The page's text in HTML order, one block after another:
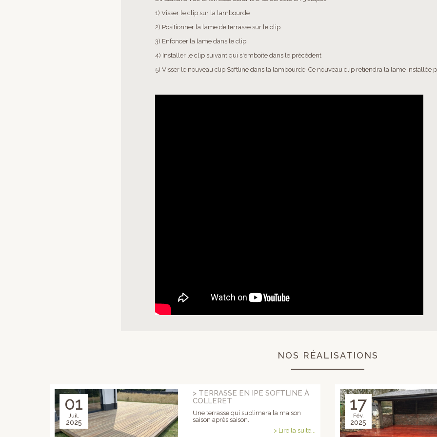
1) Visser le clip sur la lambourde
2) Positionner la lame de terrasse sur le clip
3) Enfoncer la lame dans le clip
4) Installer le clip suivant qui s'emboîte dans le précédent
5) Visser le nouveau clip Softline dans la lambourde. Ce nouveau clip retiendra la lame installée
NOS RÉALISATIONS
01
Juil.
2025
> TERRASSE EN IPE SOFTLINE À
COLLERET
Une terrasse qui sublimera la maison
saison après saison.
> Lire la suite...
17
Fév.
2025